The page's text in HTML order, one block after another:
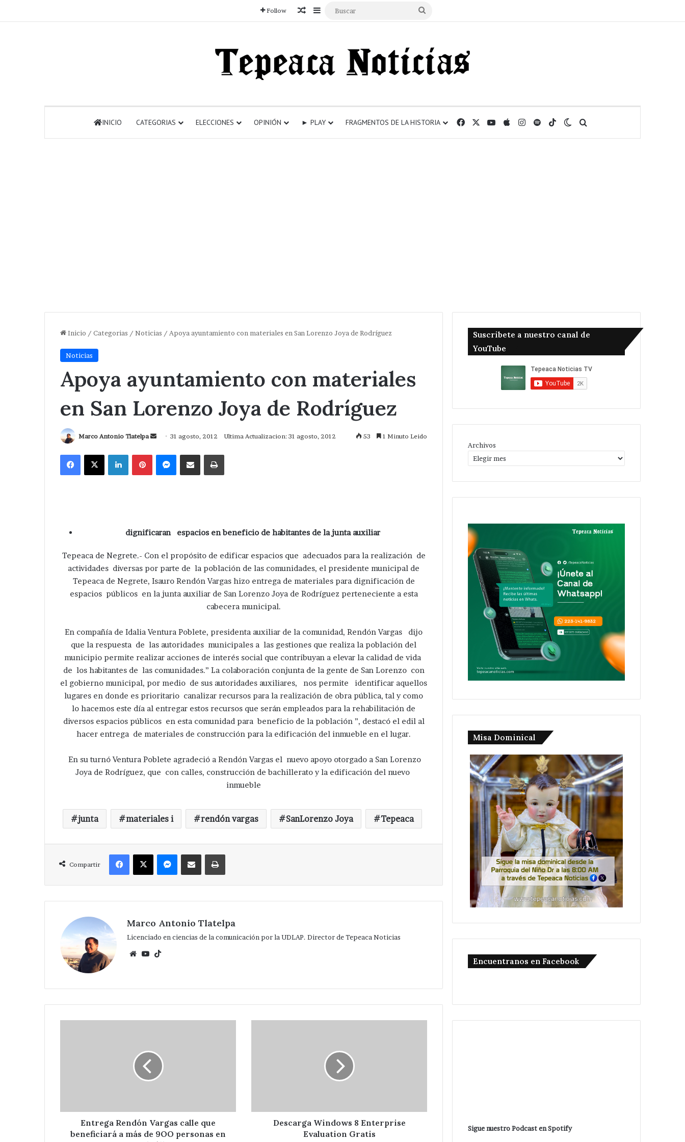
Follow Articulo aleatorio
Sidebar
INICIO CATEGORIAS ELECCIONES OPINIÓN ► PLAY FRAGMENTOS DE LA HISTORIA FacebookYouTube
AppleInstagram
SpotifyTikTokSwitch skin
Inicio / Categorias / Noticias / Apoya ayuntamiento con materiales en San Lorenzo Joya de Rodríguez
Noticias
Apoya ayuntamiento con materiales
en San Lorenzo Joya de Rodríguez
Marco Antonio Tlatelpa
Send
email
31 agosto, 2012 Ultima Actualizacion: 31 agosto, 2012 53 1 Minuto Leido
Facebook
X LinkedInPinterestMessengerCompartir via CorreoImprimir
dignificaran espacios en beneficio de habitantes de la junta auxiliar
Tepeaca de Negrete.- Con el propósito de edificar espacios que adecuados para la realización de
actividades diversas por parte de la población de las comunidades, el presidente municipal de
Tepeaca de Negrete, Isauro Rendón Vargas hizo entrega de materiales para dignificación de
espacios públicos en la junta auxiliar de San Lorenzo Joya de Rodríguez perteneciente a esta
cabecera municipal.
En compañía de Idalia Ventura Poblete, presidenta auxiliar de la comunidad, Rendón Vargas dijo
que la respuesta de las autoridades municipales a las gestiones que realiza la población del
municipio permite realizar acciones de interés social que contribuyan a elevar la calidad de vida
de los habitantes de las comunidades.” La colaboración conjunta de la gente de San Lorenzo con
el gobierno municipal, por medio de sus autoridades auxiliares, nos permite identificar aquellos
lugares en donde es prioritario canalizar recursos para la realización de obra pública, tal y como
lo hacemos este día al entregar estos recursos que serán empleados para la rehabilitación de
diversos espacios públicos en esta comunidad para beneficio de la población ”, destacó el edil al
hacer entrega de materiales de construcción para la edificación del inmueble en el lugar.
En su turnó Ventura Poblete agradeció a Rendón Vargas el nuevo apoyo otorgado a San Lorenzo
Joya de Rodríguez, que con calles, construcción de bachillerato y la edificación del nuevo
inmueble
junta materiales i rendón vargas SanLorenzo Joya Tepeaca
Compartir
Facebook
X MessengerCompartir via CorreoImprimir
Marco Antonio Tlatelpa
Licenciado en ciencias de la comunicación por la UDLAP. Director de Tepeaca Noticias
WebsiteYouTube
de
personas
Entrega Rendón Vargas calle que
beneficiará a más de 9OO personas en
Descarga Windows 8 Enterprise
Evaluation Gratis
Suscribete a nuestro canal de
YouTube
Archivos
Misa Dominical
Encuentranos en Facebook
Sigue nuestro Podcast en Spotify